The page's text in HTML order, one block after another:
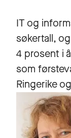
IT og
søkertall,
4 prosent i
som
Ringerike